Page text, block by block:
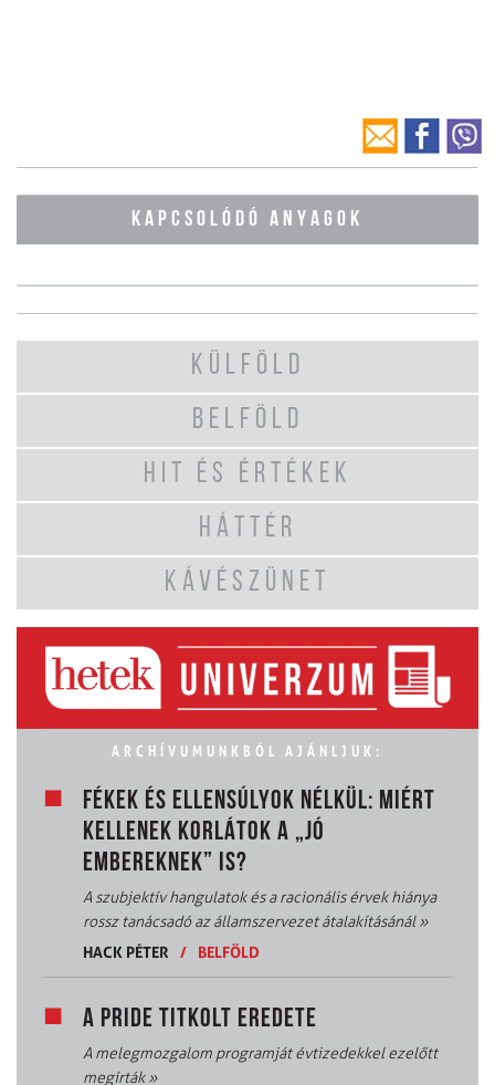
KAPCSOLÓDÓ ANYAGOK
KÜLFÖLD
BELFÖLD
HIT ÉS ÉRTÉKEK
HÁTTÉR
KÁVÉSZÜNET
ARCHÍVUMUNKBÓL AJÁNLJUK:
FÉKEK ÉS ELLENSÚLYOK NÉLKÜL: MIÉRT
KELLENEK KORLÁTOK A „JÓ
EMBEREKNEK” IS?
A szubjektív hangulatok és a racionális érvek hiánya
rossz tanácsadó az államszervezet átalakításánál»
HACK PÉTER
/ BELFÖLD
A PRIDE TITKOLT EREDETE
A melegmozgalom programját évtizedekkel ezelőtt
megírták»